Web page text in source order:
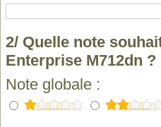
2/ Quelle note
Enterprise M712dn ?
Note globale :